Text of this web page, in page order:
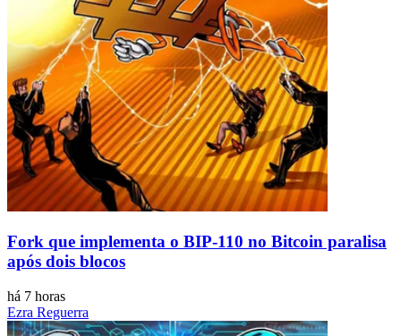
Fork que implementa o BIP-110 no Bitcoin paralisa
após dois blocos
há 7 horas
Ezra Reguerra